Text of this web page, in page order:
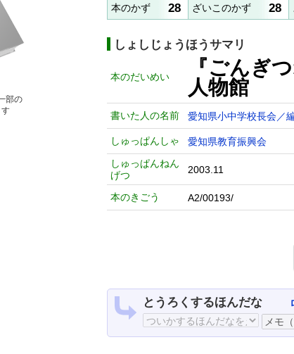
部の
す
本のかず 28 ざいこのかず 28
しょしじょうほうサマリ
本のだいめい
『ごんぎ
人物館
書いた人の名前 愛知県小中学校長会／
しゅっぱんしゃ
愛知県教育振興会
しゅっぱんねん
げつ
2003.11
本のきごう A2/00193/
とうろくするほんだな